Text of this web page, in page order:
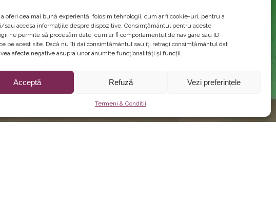
oferi cea mai bună experiență, folosim tehnologii, cum ar fi cookie-uri, pentru a
sau accesa informațiile despre dispozitive. Consimțământul pentru aceste
ne permite să procesăm date, cum ar fi comportamentul de navigare sau ID-
pe acest site. Dacă nu îți dai consimțământul sau îți retragi consimțământul dat
afecte negative asupra unor anumite funcționalități și funcții.
Acceptă Refuză Vezi preferințele
Termeni & Conditii